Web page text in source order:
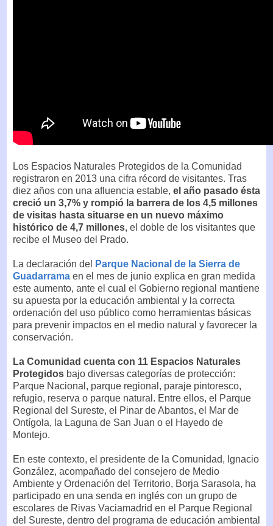
Los Espacios Naturales Protegidos de la Comunidad
registraron en 2013 una cifra récord de visitantes. Tras
diez años con una afluencia estable, el año pasado ésta
creció un 3,7% y rompió la barrera de los 4,5 millones
de visitas hasta situarse en un nuevo máximo
histórico de 4,7 millones, el doble de los visitantes que
recibe el Museo del Prado.
La declaración del
Parque Nacional de la Sierra de
Guadarrama en el mes de junio explica en gran medida
este aumento, ante el cual el Gobierno regional mantiene
su apuesta por la educación ambiental y la correcta
ordenación del uso público como herramientas básicas
para prevenir impactos en el medio natural y favorecer la
conservación.
La Comunidad cuenta con 11 Espacios Naturales
Protegidos bajo diversas categorías de protección:
Parque Nacional, parque regional, paraje pintoresco,
refugio, reserva o parque natural. Entre ellos, el Parque
Regional del Sureste, el Pinar de Abantos, el Mar de
Ontígola, la Laguna de San Juan o el Hayedo de
Montejo.
En este contexto, el presidente de la Comunidad, Ignacio
González, acompañado del consejero de Medio
Ambiente y Ordenación del Territorio, Borja Sarasola, ha
participado en una senda en inglés con un grupo de
escolares de Rivas Vaciamadrid en el Parque Regional
del Sureste, dentro del programa de educación ambiental